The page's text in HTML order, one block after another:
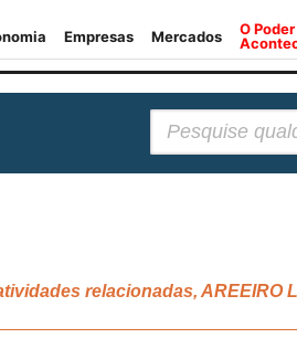
relacionadas, AREEIRO